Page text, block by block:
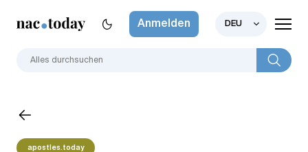
Anmelden DEU
apostles.today